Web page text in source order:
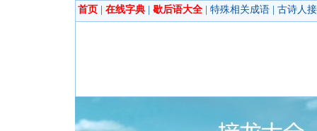
首页 在线字典 歇后语大全 特殊相关成语 古诗人